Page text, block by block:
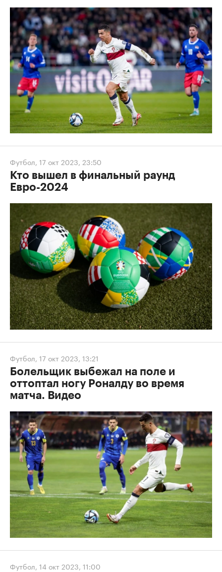
Футбол, 17 окт 2023, 23:50
Кто вышел в финальный раунд
Евро-2024
Футбол, 17 окт 2023, 13:21
Болельщик выбежал на поле и
оттоптал ногу Роналду во время
матча. Видео
Футбол, 14 окт 2023, 11:00